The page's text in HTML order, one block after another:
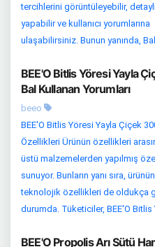
tercihlerini görüntüleyebilir,
yapabilir ve kullanıcı yorumlarına
ulaşabilirsiniz. Bunun yanında,
BEE'O Bitlis Yöresi Yayla
Bal Kullanan Yorumları
beeo
BEE'O Bitlis Yöresi Yayla Çiçek
Özellikleri Ürünün özellikleri
üstü malzemelerden yapılmış
sunuyor. Bunların yanı sıra,
teknolojik özellikleri de oldukça
durumda. Tüketiciler, BEE'O Bitlis
BEE'O Propolis Arı Sütü